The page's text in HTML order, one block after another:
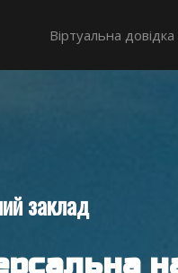
Віртуальна довідка
заклад